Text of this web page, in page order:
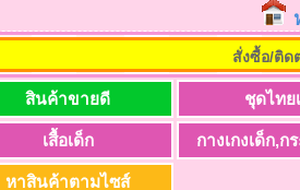
สั่งซื้อ/ติด
สินค้าขายดี ชุดไทย
เสื้อเด็ก กางเกงเด็ก,ก
หาสินค้าตามไซส์